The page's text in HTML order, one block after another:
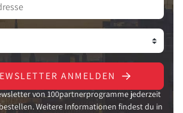
ANMELDEN
von 100partnerprogramme jederzeit
Weitere Informationen findest du in